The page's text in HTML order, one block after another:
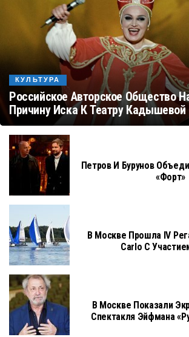
КУЛЬТУРА
Российское Авторское Общество
Причину Иска К Театру Кадышевой
Петров И Бурунов
«Форт»
В Москве Прошла IV
Carlo С
В Москве Показали
Спектакля Эйфмана